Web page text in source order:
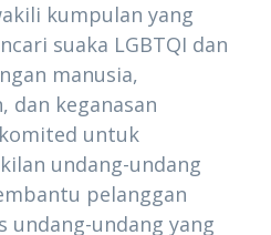
kumpulan yang
suaka LGBTQI dan
manusia,
dan keganasan
untuk
undang-undang
pelanggan
undang-undang yang